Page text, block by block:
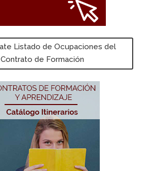
Listado de Ocupaciones del
Contrato de Formación